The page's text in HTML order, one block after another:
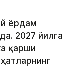
ёрдам
2027 йилга
қарши